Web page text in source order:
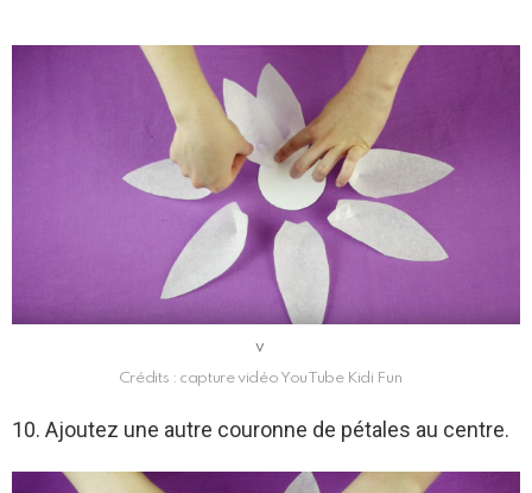
v
Crédits : capture vidéo YouTube Kidi Fun
10. Ajoutez une autre couronne de pétales au centre.